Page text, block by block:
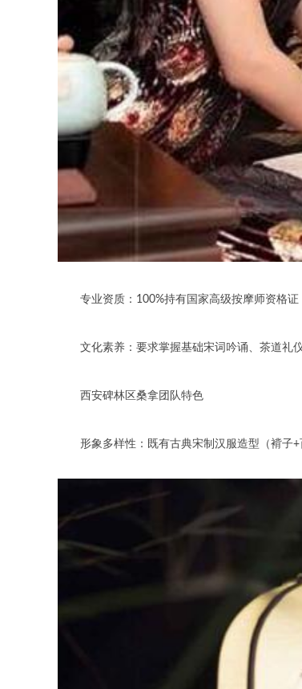
专业资质：100%持有国家高级按摩师资格证
文化素养：要求掌握基础宋词吟诵、茶道礼仪
西安碑林区桑拿团队特色
形象多样性：既有古典宋制汉服造型（褙子+